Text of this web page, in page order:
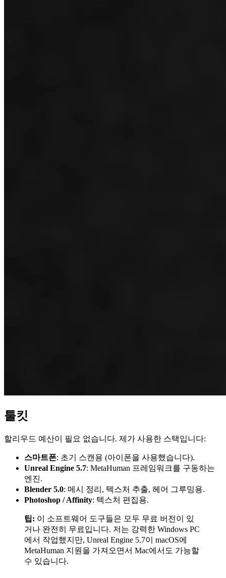
툴킷
할리우드 예산이 필요 없습니다. 제가 사용한 스택입니다:
스마트폰: 초기 스캔용 (아이폰을 사용했습니다).
Unreal Engine 5.7: MetaHuman 프레임워크를 구동하는
엔진.
Blender 5.0: 메시 정리, 텍스처 추출, 헤어 그루밍용.
Photoshop / Affinity: 텍스처 편집용.
팁: 이 소프트웨어 도구들은 모두 무료 버전이 있
거나 완전히 무료입니다. 저는 강력한 Windows PC
에서 작업했지만, Unreal Engine 5.7이 macOS에
MetaHuman 지원을 가져오면서 Mac에서도 가능할
수 있습니다.